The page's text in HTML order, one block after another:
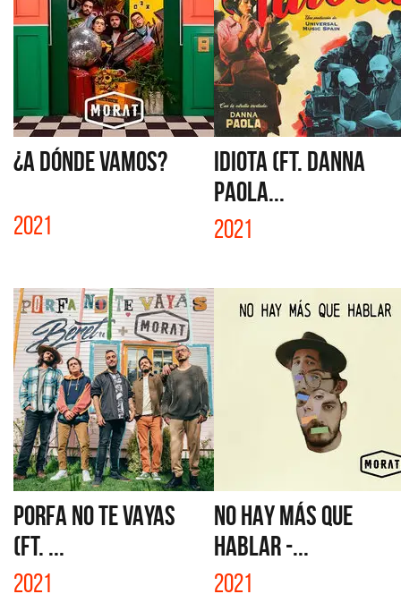
¿A DÓNDE VAMOS?
2021
IDIOTA (FT. DANNA
PAOLA...
2021
PORFA NO TE VAYAS
(FT. ...
2021
NO HAY MÁS QUE
HABLAR -...
2021